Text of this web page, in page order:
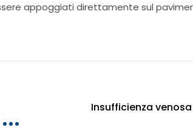
appoggiati direttamente sul
Insufficienza